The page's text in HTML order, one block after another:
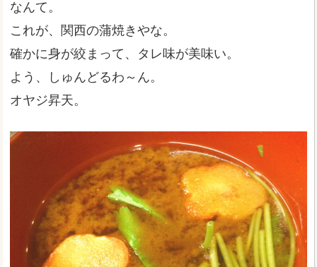
なんて。
これが、関西の蒲焼きやな。
確かに身が絞まって、タレ味が美味い。
よう、しゅんどるわ～ん。
オヤジ昇天。